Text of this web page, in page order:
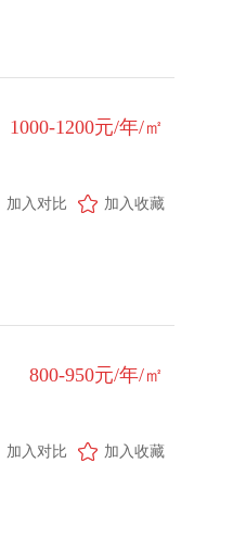
1000-1200元/年/㎡
加入收藏
加入对比
800-950元/年/㎡
加入收藏
加入对比